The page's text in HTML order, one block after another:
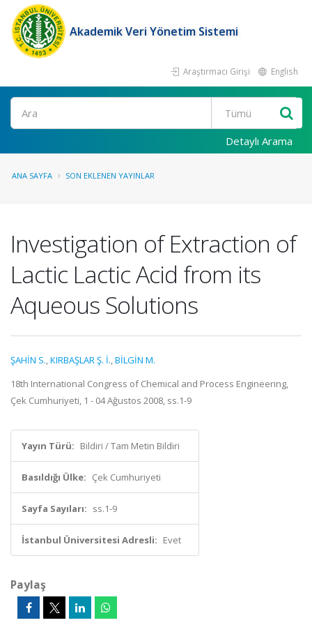
Akademik Veri Yönetim Sistemi
Araştırmacı Girişi English
Ara
Detaylı Arama
ANA SAYFA SON EKLENEN YAYINLAR
Investigation of Extraction of
Lactic Lactic Acid from its
Aqueous Solutions
ŞAHİN S.,KIRBAŞLAR Ş. İ.,BİLGİN M.
18th International Congress of Chemical and Process Engineering,
Çek Cumhuriyeti, 1 - 04 Ağustos 2008, ss.1-9
Yayın Türü: Bildiri / Tam Metin Bildiri
Basıldığı Ülke: Çek Cumhuriyeti
Sayfa Sayıları: ss.1-9
İstanbul Üniversitesi Adresli: Evet
Paylaş